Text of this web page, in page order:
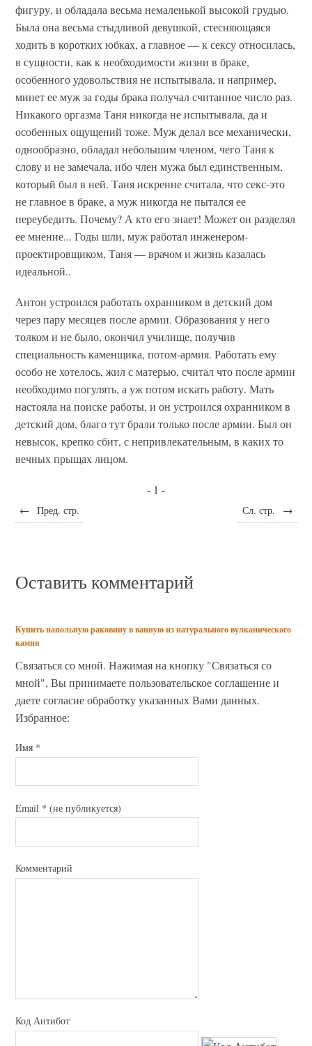
фигуру, и обладала весьма немаленькой высокой грудью.
Была она весьма стыдливой девушкой, стесняющаяся
ходить в коротких юбках, а главное — к сексу относилась,
в сущности, как к необходимости жизни в браке,
особенного удовольствия не испытывала, и например,
минет ее муж за годы брака получал считанное число раз.
Никакого оргазма Таня никогда не испытывала, да и
особенных ощущений тоже. Муж делал все механически,
однообразно, обладал небольшим членом, чего Таня к
слову и не замечала, ибо член мужа был единственным,
который был в ней. Таня искренне считала, что секс-это
не главное в браке, а муж никогда не пытался ее
переубедить. Почему? А кто его знает! Может он разделял
ее мнение... Годы шли, муж работал инженером-
проектировщиком, Таня — врачом и жизнь казалась
идеальной..
Антон устроился работать охранником в детский дом
через пару месяцев после армии. Образования у него
толком и не было, окончил училище, получив
специальность каменщика, потом-армия. Работать ему
особо не хотелось, жил с матерью, считал что после армии
необходимо погулять, а уж потом искать работу. Мать
настояла на поиске работы, и он устроился охранником в
детский дом, благо тут брали только после армии. Был он
невысок, крепко сбит, с непривлекательным, в каких то
вечных прыщах лицом.
- 1 -
← Пред. стр. Сл. стр. →
Оставить комментарий
Купить напольную раковину в ванную из натурального вулканического
камня
Связаться со мной. Нажимая на кнопку "Связаться со
мной", Вы принимаете пользовательское соглашение и
даете согласие обработку указанных Вами данных.
Избранное:
Имя *
Email * (не публикуется)
Комментарий
Код Антибот